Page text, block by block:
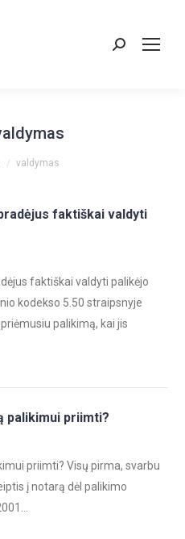
Paieška:
valdymas
faktiškai valdyti
faktiškai valdyti palikėjo
kodekso 5.50 straipsnyje
palikimą, kai jis
palikimui priimti?
priimti? Visų pirma, svarbu
į notarą dėl palikimo